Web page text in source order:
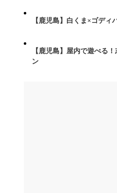
【鹿児島】白くま×ゴディ
【鹿児島】屋内で遊べる
ン